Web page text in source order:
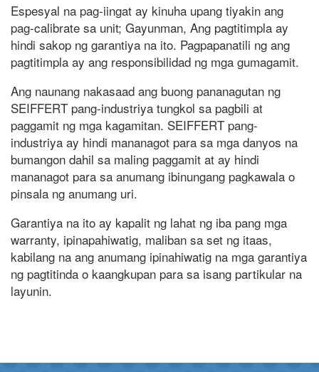
Espesyal na pag-iingat ay kinuha upang tiyakin ang
pag-calibrate sa unit; Gayunman, Ang pagtitimpla ay
hindi sakop ng garantiya na ito. Pagpapanatili ng ang
pagtitimpla ay ang responsibilidad ng mga gumagamit.
Ang naunang nakasaad ang buong pananagutan ng
SEIFFERT pang-industriya tungkol sa pagbili at
paggamit ng mga kagamitan. SEIFFERT pang-
industriya ay hindi mananagot para sa mga danyos na
bumangon dahil sa maling paggamit at ay hindi
mananagot para sa anumang ibinungang pagkawala o
pinsala ng anumang uri.
Garantiya na ito ay kapalit ng lahat ng iba pang mga
warranty, ipinapahiwatig, maliban sa set ng itaas,
kabilang na ang anumang ipinahiwatig na mga garantiya
ng pagtitinda o kaangkupan para sa isang partikular na
layunin.